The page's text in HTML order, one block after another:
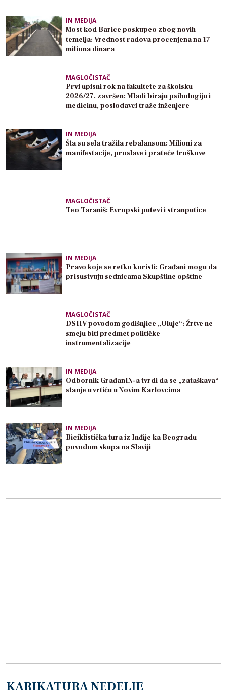
IN MEDIJA
Most kod Barice poskupeo zbog novih
temelja: Vrednost radova procenjena na 17
miliona dinara
MAGLOČISTAČ
Prvi upisni rok na fakultete za školsku
2026/27. završen: Mladi biraju psihologiju i
medicinu, poslodavci traže inženjere
IN MEDIJA
Šta su sela tražila rebalansom: Milioni za
manifestacije, proslave i prateće troškove
MAGLOČISTAČ
Teo Taraniš: Evropski putevi i stranputice
IN MEDIJA
Pravo koje se retko koristi: Građani mogu da
prisustvuju sednicama Skupštine opštine
MAGLOČISTAČ
DSHV povodom godišnjice „Oluje“: Žrtve ne
smeju biti predmet političke
instrumentalizacije
IN MEDIJA
Odbornik GrađanIN-a tvrdi da se „zataškava“
stanje u vrtiću u Novim Karlovcima
IN MEDIJA
Biciklistička tura iz Inđije ka Beogradu
povodom skupa na Slaviji
KARIKATURA NEDELJE